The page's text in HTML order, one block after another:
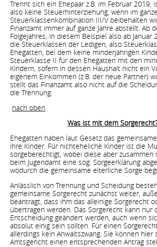
Trennt sich ein Ehepaar z.B. im Februar 2019,
also keine Steuerhinterziehung, wenn im
Steuerklassenkombination III/V beibehalten
Finanzamt immer auf ganze Jahre abstellt. Ab
Folgejahres, in diesem Beispiel also ab Januar
die Steuerklassen der Ledigen, also
Ehegatten, bei dem keine minderjährigen
Steuerklasse II für den Ehegatten mit den
Kindern, sofern in dessen Haushalt nicht ein
eigenem Einkommen (z.B. der neue Partner)
stellt das Finanzamt also nicht auf die
die Trennung.
nach oben
Was ist mit dem
Ehegatten haben laut Gesetz das
ihre Kinder. Für nichteheliche Kinder ist die
sorgeberechtigt, wobei diese aber zusammen
beim Jugendamt eine sog. Sorgeerklärung
wodurch die gemeinsame elterliche Sorge
Anlässlich von Trennung und Scheidung
gemeinsame Sorgerecht zunächst weiter,
beantragt, dass ihm das alleinige Sorgerecht
übertragen werden. Das Sorgerecht kann nur
Entscheidung geändert werden, auch wenn
absolut einig sein sollten. Für einen
allerdings kein Anwaltszwang. Sie können hier
Amtsgericht einen entsprechenden Antrag